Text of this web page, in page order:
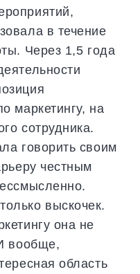
в течение
Через 1,5 года
маркетингу, на
сотрудника.
говорить своим
честным
выскочек.
она не
вообще,
область